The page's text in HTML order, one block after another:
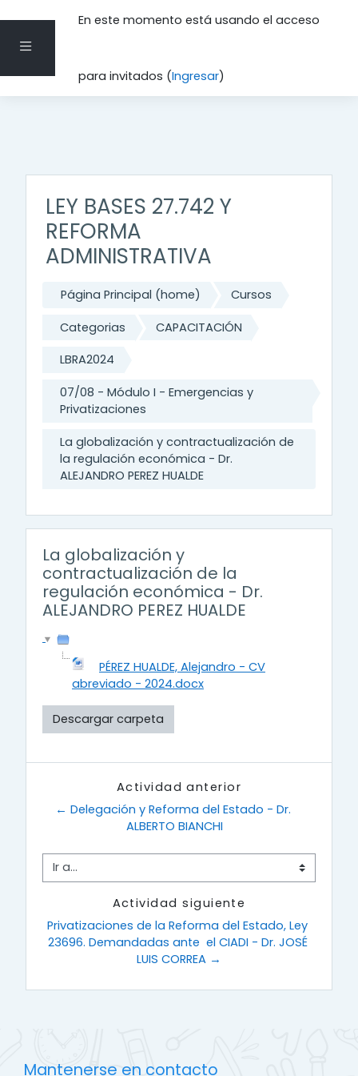
Pánel lateral
En este momento está usando el acceso
para invitados (Ingresar)
Saltar al contenido principal
LEY BASES 27.742 Y
REFORMA
ADMINISTRATIVA
Página Principal (home) Cursos
Categorias CAPACITACIÓN
LBRA2024
07/08 - Módulo I - Emergencias y
Privatizaciones
La globalización y contractualización de
la regulación económica - Dr.
ALEJANDRO PEREZ HUALDE
La globalización y
contractualización de la
regulación económica - Dr.
ALEJANDRO PEREZ HUALDE
PÉREZ HUALDE, Alejandro - CV
abreviado - 2024.docx
Descargar carpeta
Actividad anterior
← Delegación y Reforma del Estado - Dr.
ALBERTO BIANCHI
Ir a...
Actividad siguiente
Privatizaciones de la Reforma del Estado, Ley
23696. Demandadas ante  el CIADI - Dr. JOSÉ
LUIS CORREA →
Mantenerse en contacto